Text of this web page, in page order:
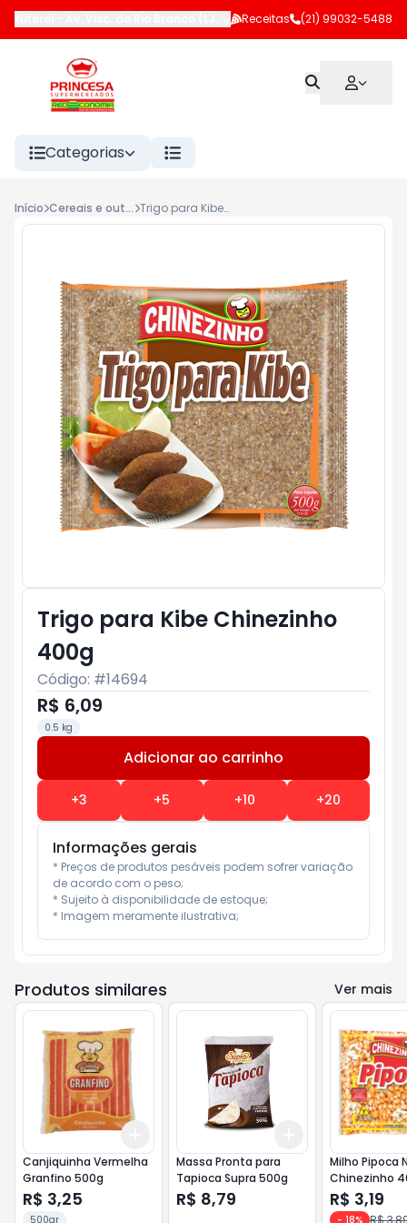
Av. Visc. do Rio Branco (LJ 102 e 183),Niterói- RJ
Receitas (21) 99032-5488
Categorias
Início Cereais e outros Trigo para Kibe Chinezinho 400g
Trigo para Kibe Chinezinho
400g
Código: #14694
R$ 6,09
0.5 kg
Adicionar ao carrinho
+3 +5 +10 +20
Informações gerais
* Preços de produtos pesáveis podem sofrer variação
de acordo com o peso;
* Sujeito à disponibilidade de estoque;
* Imagem meramente ilustrativa;
Produtos similares Ver mais
+10
Add
Canjiquinha Vermelha
Granfino 500g
R$ 3,25
500gr
+5 +10
Massa Pronta para
Tapioca Supra 500g
R$ 8,79
Milho Pipoca
Chinezinho
R$ 3,19
- 18% R$